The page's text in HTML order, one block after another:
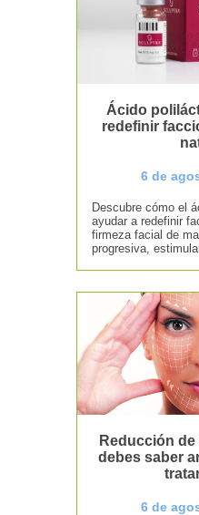
Ácido
redefinir
6 de
Descubre cómo el
ayudar a redefinir
firmeza facial de
progresiva,
Reducción
debes saber
6 de